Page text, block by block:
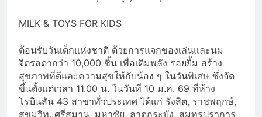
MILK & TOYS FOR KIDS
ต้อนรับวันเด็กแห่งชาติ ด้วยการแจกของเล่นและนม
จิตรลดากว่า 10,000 ชิ้น เพื่อเติมพลัง รอยยิ้ม สร้าง
สุขภาพที่ดีและความสุขให้กับน้อง ๆ ในวันพิเศษ ซึ่งจัด
ขึ้นตั้งแต่เวลา 11.00 น. ในวันที่ 10 ม.ค. 69 ที่ห้าง
โรบินสัน 43 สาขาทั่วประเทศ ได้แก่ รังสิต, ราชพฤกษ์,
สุขุมวิท, ศรีสมาน, มหาชัย, ลาดกระบัง, สมุทรปราการ,